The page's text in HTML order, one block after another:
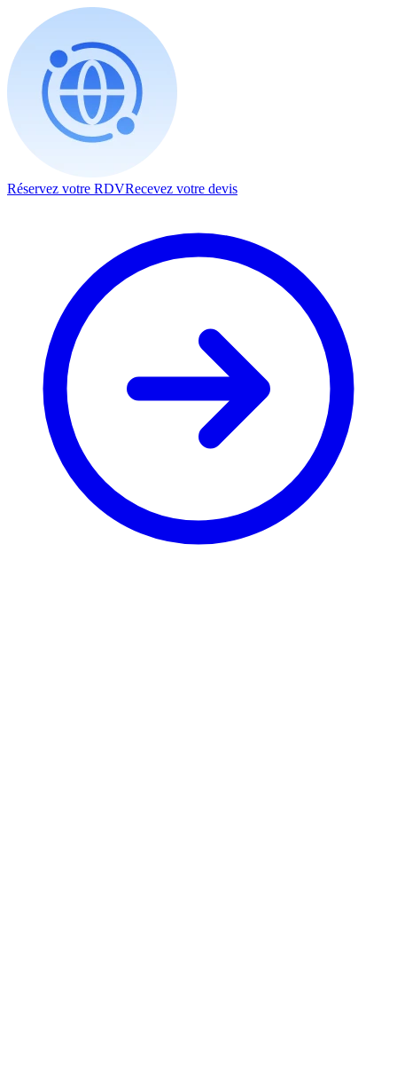
Réservez votre RDVRecevez votre devis